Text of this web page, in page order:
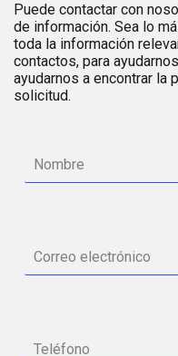
Puede contactar con
de información. Sea lo
toda la información
contactos, para
ayudarnos a encontrar la
solicitud.